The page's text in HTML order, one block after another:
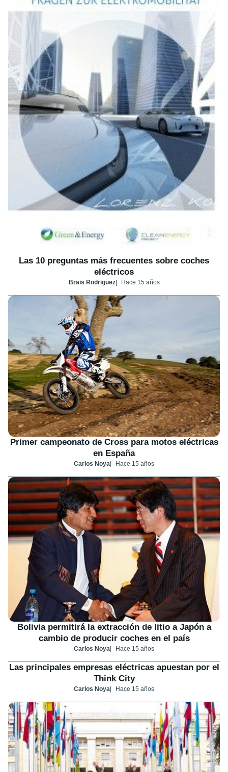
Las 10 preguntas más frecuentes sobre coches
eléctricos
Brais Rodriguez Hace 15 años
Primer campeonato de Cross para motos eléctricas
en España
Carlos Noya Hace 15 años
Bolivia permitirá la extracción de litio a Japón a
cambio de producir coches en el país
Carlos Noya Hace 15 años
Las principales empresas eléctricas apuestan por el
Think City
Carlos Noya Hace 15 años